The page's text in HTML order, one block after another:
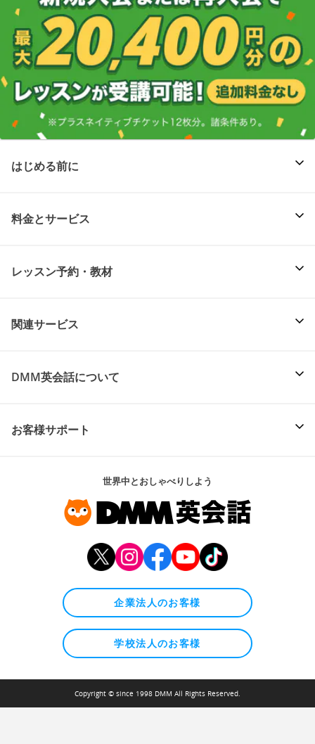
はじめる前に
料金とサービス
レッスン予約・教材
関連サービス
DMM英会話について
お客様サポート
世界中とおしゃべりしよう
企業法人のお客様
学校法人のお客様
Copyright © since 1998 DMM All Rights Reserved.